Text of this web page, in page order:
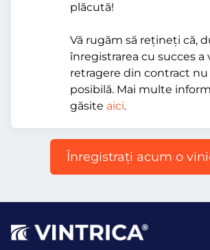
plăcută!
Vă rugăm să rețineți că,
înregistrarea cu succes a
retragere din contract nu
posibilă. Mai multe
găsite aici.
Înregistraţi acum o